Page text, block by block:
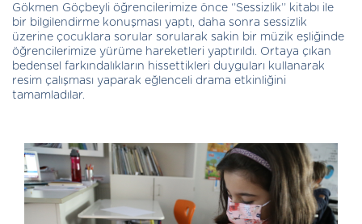
Gökmen Göçbeyli öğrencilerimize önce ‘’Sessizlik’’ kitabı ile
bir bilgilendirme konuşması yaptı, daha sonra sessizlik
üzerine çocuklara sorular sorularak sakin bir müzik eşliğinde
öğrencilerimize yürüme hareketleri yaptırıldı. Ortaya çıkan
bedensel farkındalıkların hissettikleri duyguları kullanarak
resim çalışması yaparak eğlenceli drama etkinliğini
tamamladılar.